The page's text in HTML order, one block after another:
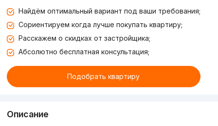
Найдём оптимальный вариант под ваши требования;
Сориентируем когда лучше покупать квартиру;
Расскажем о скидках от застройщика;
Абсолютно бесплатная консультация;
Подобрать квартиру
Описание